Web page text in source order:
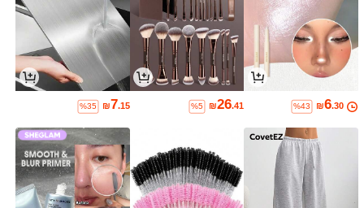
₪6.30
%43
₪26.41
%5
₪7.15
%35